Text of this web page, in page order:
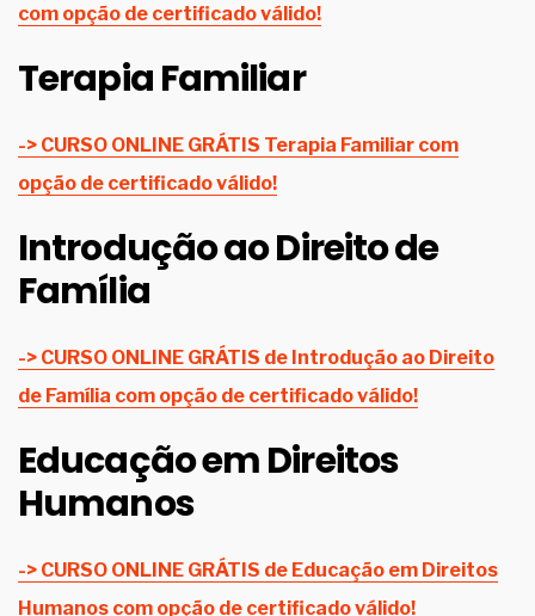
com opção de certificado válido!
Terapia Familiar
-> CURSO ONLINE GRÁTIS Terapia Familiar com
opção de certificado válido!
Introdução ao Direito de
Família
-> CURSO ONLINE GRÁTIS de Introdução ao Direito
de Família com opção de certificado válido!
Educação em Direitos
Humanos
-> CURSO ONLINE GRÁTIS de Educação em Direitos
Humanos com opção de certificado válido!